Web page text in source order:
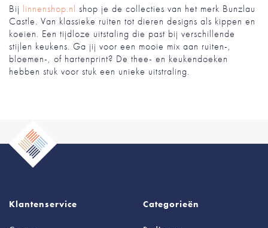
Bij linnenshop.nl shop je de collecties van het merk Bunzlau
Castle. Van klassieke ruiten tot dieren designs als kippen en
koeien. Een tijdloze uitstaling die past bij verschillende
stijlen keukens. Ga jij voor een mooie mix aan ruiten-,
bloemen-, of hartenprint? De thee- en keukendoeken
hebben stuk voor stuk een unieke uitstraling.
Klantenservice Categorieën